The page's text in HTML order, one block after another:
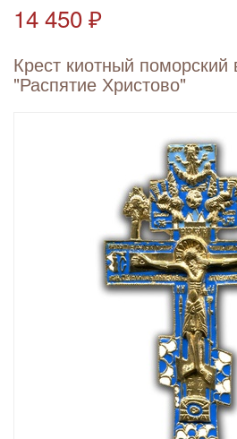
14 450 ₽
Крест киотный
"Распятие Христово"